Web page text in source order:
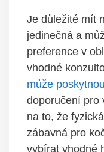
Je důležité mít
jedinečná a
preference v
vhodné
může
doporučení pro
na to, že
zábavná pro
vybírat vhodné